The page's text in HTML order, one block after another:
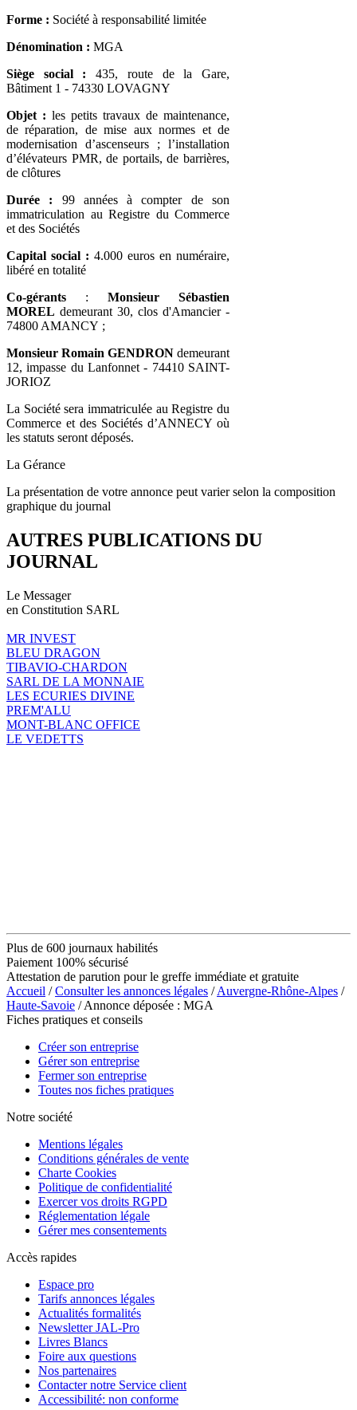
Forme : Société à responsabilité limitée
Dénomination : MGA
Siège social
: 435, route de la Gare,
Bâtiment 1 - 74330 LOVAGNY
Objet : les petits travaux de maintenance,
de réparation, de mise aux normes et de
modernisation d’ascenseurs ; l’installation
d’élévateurs PMR, de portails, de barrières,
de clôtures
Durée : 99 années à compter de son
immatriculation au Registre du Commerce
et des Sociétés
Capital social : 4.000 euros en numéraire,
libéré en totalité
Co-gérants : Monsieur Sébastien
MOREL demeurant 30, clos d'Amancier -
74800 AMANCY ;
Monsieur Romain GENDRON demeurant
12, impasse du Lanfonnet - 74410 SAINT-
JORIOZ
La Société sera immatriculée au Registre du
Commerce et des Sociétés d’ANNECY où
les statuts seront déposés.
La Gérance
La présentation de votre annonce peut varier selon la composition
graphique du journal
AUTRES PUBLICATIONS DU
JOURNAL
Le Messager
en Constitution SARL
MR INVEST
BLEU DRAGON
TIBAVIO-CHARDON
SARL DE LA MONNAIE
LES ECURIES DIVINE
PREM'ALU
MONT-BLANC OFFICE
LE VEDETTS
Plus de 600 journaux habilités
Paiement 100% sécurisé
Attestation de parution pour le greffe immédiate et gratuite
Accueil /Consulter les annonces légales /Auvergne-Rhône-Alpes /
Haute-Savoie / Annonce déposée : MGA
Fiches pratiques et conseils
Créer son entreprise
Gérer son entreprise
Fermer son entreprise
Toutes nos fiches pratiques
Notre société
Mentions légales
Conditions générales de vente
Charte Cookies
Politique de confidentialité
Exercer vos droits RGPD
Réglementation légale
Gérer mes consentements
Accès rapides
Espace pro
Tarifs annonces légales
Actualités formalités
Newsletter JAL-Pro
Livres Blancs
Foire aux questions
Nos partenaires
Contacter notre Service client
Accessibilité: non conforme